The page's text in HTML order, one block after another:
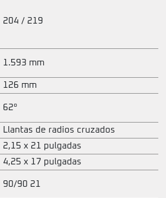
204 / 219
1.593 mm
126 mm
62°
Llantas de radios cruzados
2,15 x 21 pulgadas
4,25 x 17 pulgadas
90/90 21